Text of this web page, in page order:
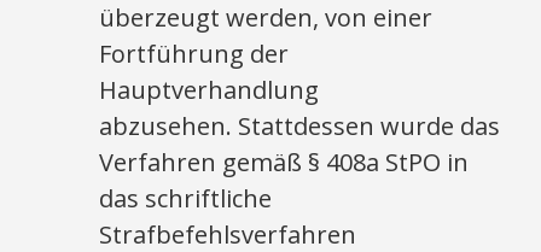
überzeugt werden, von einer
Fortführung der
Hauptverhandlung
abzusehen. Stattdessen wurde das
Verfahren gemäß § 408a StPO in
das schriftliche
Strafbefehlsverfahren